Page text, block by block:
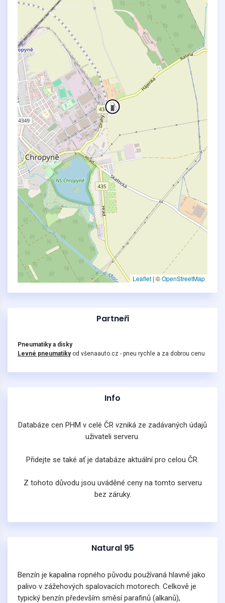
Leaflet | ©OpenStreetMap
Partneři
Pneumatiky a disky
Levné pneumatikyod všenaauto.cz - pneu rychle a za dobrou cenu
Info
Databáze cen PHM v celé ČR vzniká ze zadávaných údajů
uživateli serveru.
Přidejte se také ať je databáze aktuální pro celou ČR.
Z tohoto důvodu jsou uváděné ceny na tomto serveru
bez záruky.
Natural 95
Benzín je kapalina ropného původu používaná hlavně jako
palivo v zážehových spalovacích motorech. Celkově je
typický benzín především směsí parafinů (alkanů),